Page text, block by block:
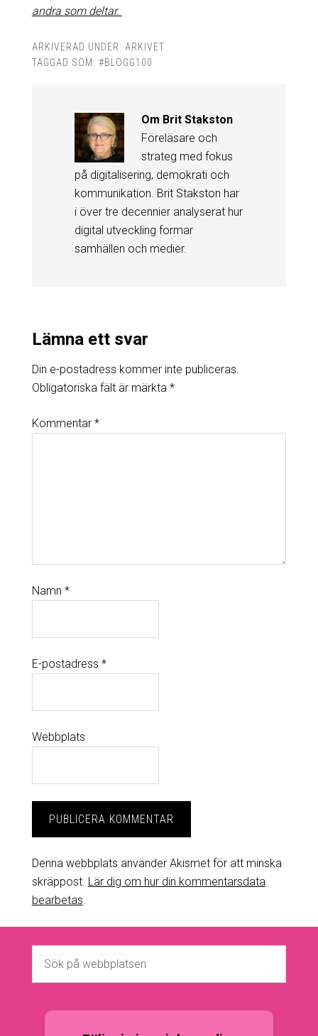
andra som deltar.
ARKIVERAD UNDER: ARKIVET
TAGGAD SOM: #BLOGG100
Om Brit Stakston
Föreläsare och
strateg med fokus
på digitalisering, demokrati och
kommunikation. Brit Stakston har
i över tre decennier analyserat hur
digital utveckling formar
samhällen och medier.
Lämna ett svar
Din e-postadress kommer inte publiceras.
Obligatoriska fält är märkta *
Kommentar *
Namn *
E-postadress *
Webbplats
Denna webbplats använder Akismet för att minska
skräppost. Lär dig om hur din kommentarsdata
bearbetas